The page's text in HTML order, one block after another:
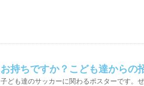
お持ちですか？こども達からの
子ども達のサッカーに関わるポスターです。